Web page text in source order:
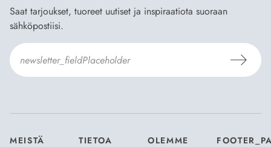
Saat tarjoukset, tuoreet uutiset ja inspiraatiota suoraan
sähköpostiisi.
MEISTÄ
TIETOA
OLEMME